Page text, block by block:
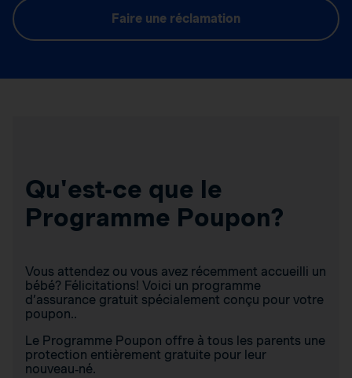
Faire une réclamation
Qu'est-ce que le
Programme Poupon?
Vous attendez ou vous avez récemment accueilli un
bébé? Félicitations! Voici un programme
d’assurance gratuit spécialement conçu pour votre
poupon..
Le Programme Poupon offre à tous les parents une
protection entièrement gratuite pour leur
nouveau‑né.